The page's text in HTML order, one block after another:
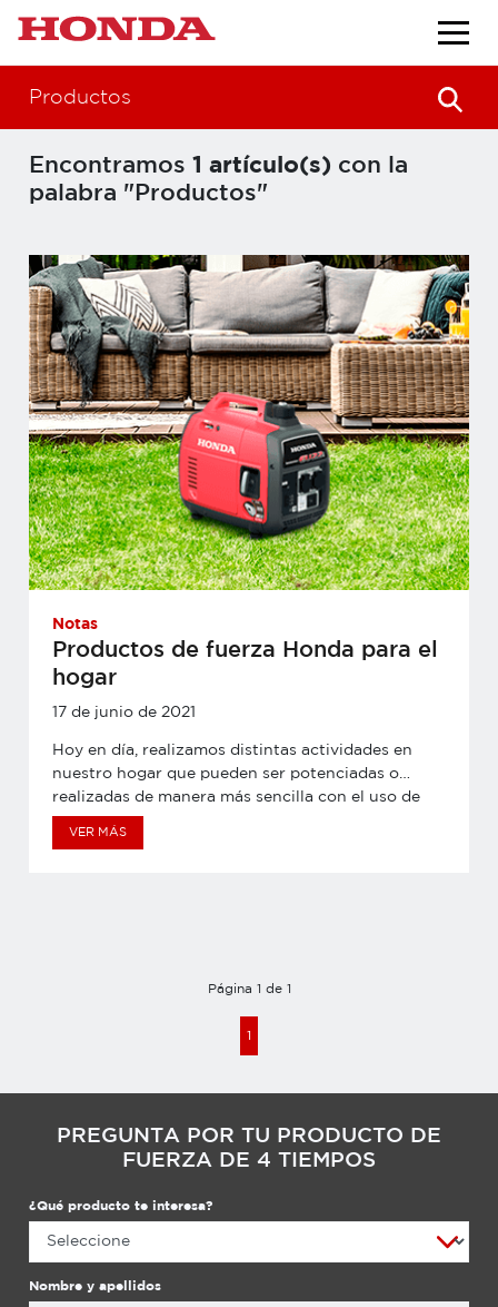
Productos
Encontramos1 artículo(s) con la
palabra "Productos"
Notas
Productos de fuerza Honda para el
hogar
17 de junio de 2021
Hoy en día, realizamos distintas actividades en
nuestro hogar que pueden ser potenciadas o
realizadas de manera más sencilla con el uso de
VER MÁS
Página 1 de 1
1
PREGUNTA POR TU PRODUCTO DE
FUERZA DE 4 TIEMPOS
¿Qué producto te interesa?
Nombre y apellidos